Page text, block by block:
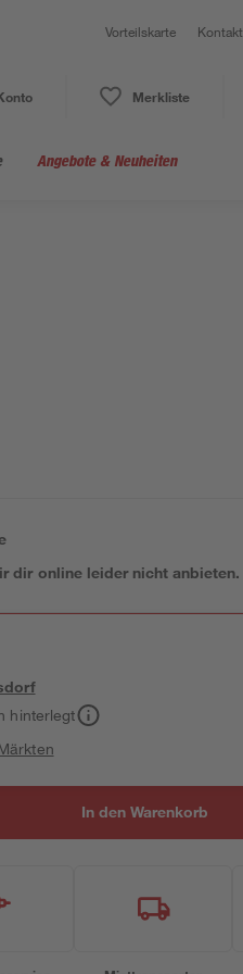
Vorteilskarte Kontakt
Merkliste
Angebote & Neuheiten
dir online leider nicht anbieten.
hinterlegt
In den Warenkorb